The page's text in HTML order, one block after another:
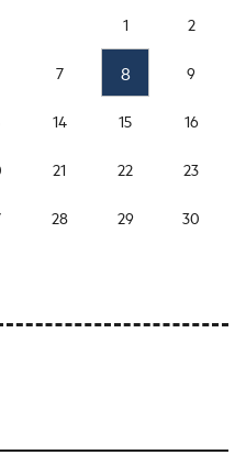
1 2
7 8 9
14 15 16
21 22 23
28 29 30